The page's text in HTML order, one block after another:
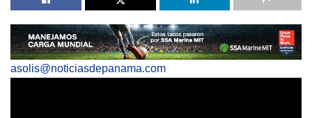
asolis@noticiasdepanama.com